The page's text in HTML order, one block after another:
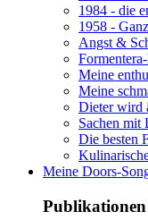
1984 - die
1958 -
Angst &
Meine
Meine
Dieter wird
Sachen mit
Die besten
Meine Doors-
Publikationen